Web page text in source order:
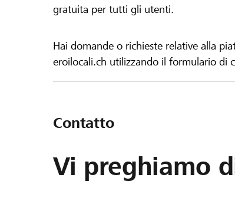
gratuita per tutti gli utenti.
Hai domande o richieste relative alla
eroilocali.ch utilizzando il formulario di
Contatto
Vi preghiamo